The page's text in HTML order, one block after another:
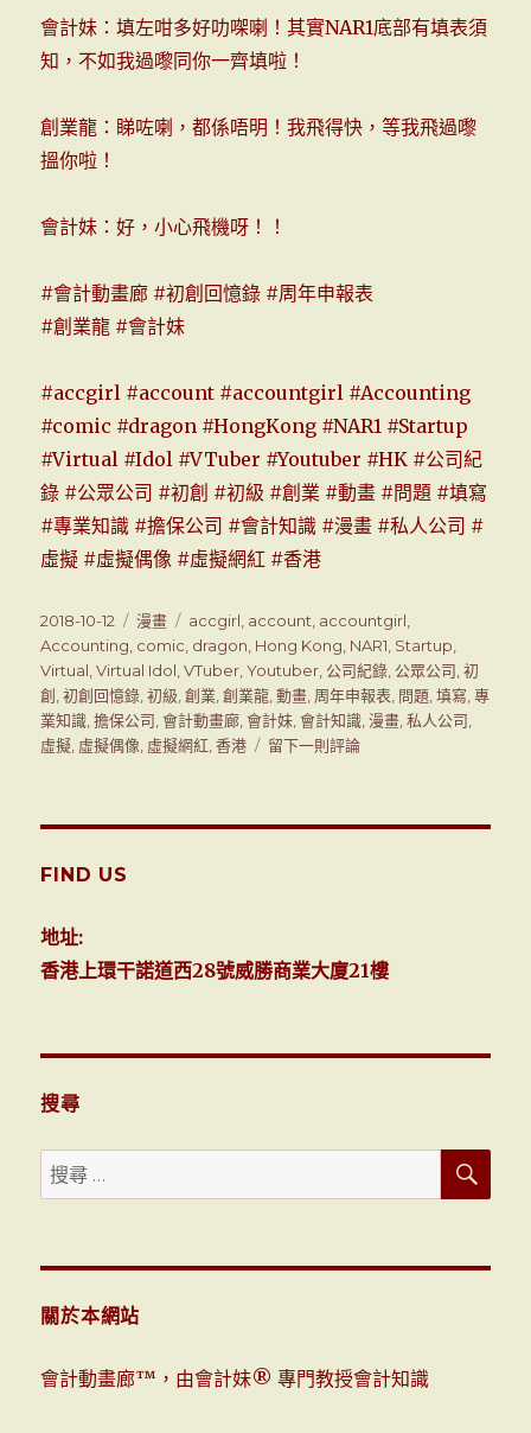
會計妹：填左咁多好叻㗎喇！其實NAR1底部有填表須
知，不如我過嚟同你一齊填啦！
創業龍：睇咗喇，都係唔明！我飛得快，等我飛過嚟
搵你啦！
會計妹：好，小心飛機呀！！
#會計動畫廊 #初創回憶錄 #周年申報表
#創業龍 #會計妹
#accgirl #account #accountgirl #Accounting
#comic #dragon #HongKong #NAR1 #Startup
#Virtual #Idol #VTuber #Youtuber #HK #公司紀
錄 #公眾公司 #初創 #初級 #創業 #動畫 #問題 #填寫
#專業知識 #擔保公司 #會計知識 #漫畫 #私人公司 #
虛擬 #虛擬偶像 #虛擬網紅 #香港
發
表
於
2018-10-12
分
類
漫畫
標
籤
accgirl, account, accountgirl,
Accounting, comic, dragon, Hong Kong, NAR1, Startup,
Virtual,Virtual Idol,VTuber,Youtuber, 公司紀錄, 公眾公司,初
創 ,初創回憶錄,初級,創業,創業龍,動畫, 周年申報表, 問題,填寫,專
業知識,擔保公司,會計動畫廊,會計妹,會計知識,漫畫,私人公司,
虛擬, 虛擬偶像, 虛擬網紅,香港 留下一則評論
動
憶
初
FIND US
地址:
香港上環干諾道西28號威勝商業大廈21樓
搜尋
搜
尋：
搜
關於本網站
會計動畫廊™，由會計妹® 專門教授會計知識